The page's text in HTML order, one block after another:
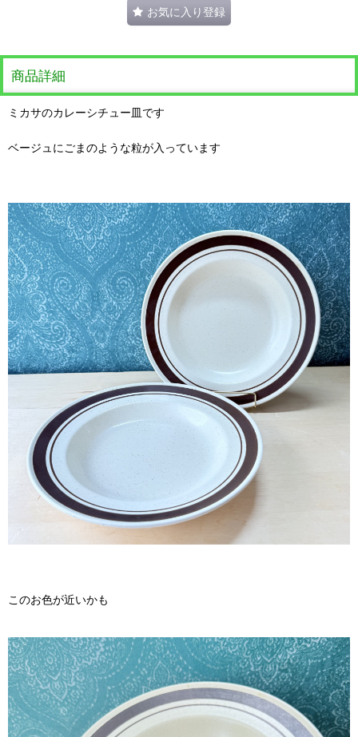
お気に入り登録
商品詳細
ミカサのカレーシチュー皿です
ベージュにごまのような粒が入っています
このお色が近いかも